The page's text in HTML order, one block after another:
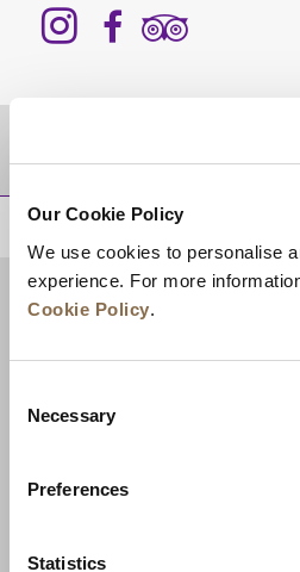
Our Cookie Policy
We use cookies to personalise
experience. For more
Cookie Policy.
Selection
Necessary
Preferences
StatisticsNeuigkeiten